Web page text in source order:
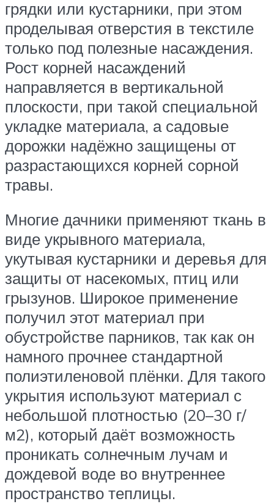
грядки или кустарники, при этом
проделывая отверстия в текстиле
только под полезные насаждения.
Рост корней насаждений
направляется в вертикальной
плоскости, при такой специальной
укладке материала, а садовые
дорожки надёжно защищены от
разрастающихся корней сорной
травы.
Многие дачники применяют ткань в
виде укрывного материала,
укутывая кустарники и деревья для
защиты от насекомых, птиц или
грызунов. Широкое применение
получил этот материал при
обустройстве парников, так как он
намного прочнее стандартной
полиэтиленовой плёнки. Для такого
укрытия используют материал с
небольшой плотностью (20–30 г/
м2), который даёт возможность
проникать солнечным лучам и
дождевой воде во внутреннее
пространство теплицы.